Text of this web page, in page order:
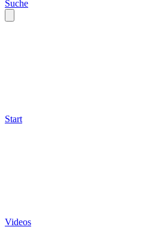
Suche
Start
Videos